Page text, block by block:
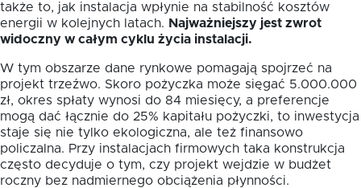
także to, jak instalacja wpłynie na stabilność kosztów
energii w kolejnych latach. Najważniejszy jest zwrot
widoczny w całym cyklu życia instalacji.
W tym obszarze dane rynkowe pomagają spojrzeć na
projekt trzeźwo. Skoro pożyczka może sięgać 5.000.000
zł, okres spłaty wynosi do 84 miesięcy, a preferencje
mogą dać łącznie do 25% kapitału pożyczki, to inwestycja
staje się nie tylko ekologiczna, ale też finansowo
policzalna. Przy instalacjach firmowych taka konstrukcja
często decyduje o tym, czy projekt wejdzie w budżet
roczny bez nadmiernego obciążenia płynności.